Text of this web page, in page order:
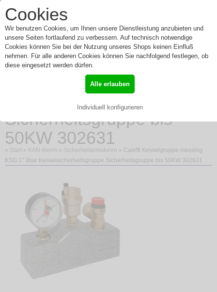
Cookies
Wir benutzen Cookies, um Ihnen unsere Dienstleistung anzubieten und
unsere Seiten fortlaufend zu verbessern. Auf technisch notwendige
Cookies können Sie bei der Nutzung unseres Shops keinen Einfluß
nehmen. Für alle anderen Cookies können Sie nachfolgend festlegen, ob
diese eingesetzt werden dürfen.
Alle erlauben
Individuell konfigurieren
Toggle
Menü
Caleffi Kesselgruppe
messing KSG 1" 3bar
Kesselsicherheitsgruppe
Sicherheitsgruppe bis
50KW 302631
» Start » KAN-therm » Sicherheitarmaturen » Caleffi Kesselgruppe messing
KSG 1" 3bar Kesselsicherheitsgruppe Sicherheitsgruppe bis 50KW 302631